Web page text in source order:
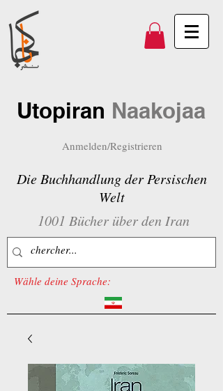
Utopiran Naakojaa
Anmelden/Registrieren
Die Buchhandlung der Persischen
Welt
1001 Bücher über den Iran
Wähle deine Sprache: